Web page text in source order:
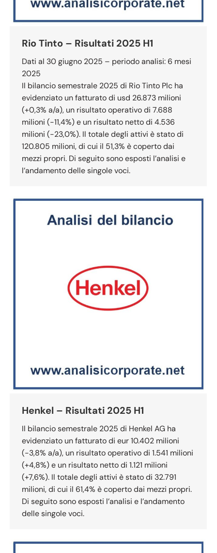
Rio Tinto – Risultati 2025 H1
Dati al 30 giugno 2025 – periodo analisi: 6 mesi
2025
Il bilancio semestrale 2025 di Rio Tinto Plc ha
evidenziato un fatturato di usd 26.873 milioni
(+0,3% a/a), un risultato operativo di 7.688
milioni (-11,4%) e un risultato netto di 4.536
milioni (-23,0%). Il totale degli attivi è stato di
120.805 milioni, di cui il 51,3% è coperto dai
mezzi propri. Di seguito sono esposti l’analisi e
l’andamento delle singole voci.
Henkel – Risultati 2025 H1
Il bilancio semestrale 2025 di Henkel AG ha
evidenziato un fatturato di eur 10.402 milioni
(-3,8% a/a), un risultato operativo di 1.541 milioni
(+4,8%) e un risultato netto di 1.121 milioni
(+7,6%). Il totale degli attivi è stato di 32.791
milioni, di cui il 61,4% è coperto dai mezzi propri.
Di seguito sono esposti l’analisi e l’andamento
delle singole voci.